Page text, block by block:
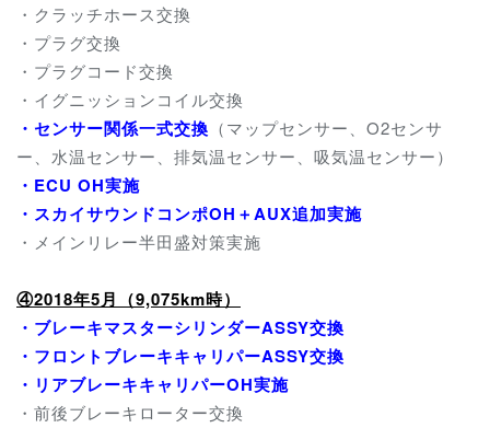
・クラッチホース交換
・プラグ交換
・プラグコード交換
・イグニッションコイル交換
・ センサー関係一式交換 （マップセンサー、O2センサ
ー、水温センサー、排気温センサー、吸気温センサー）
・ECU OH実施
・スカイサウンドコンポOH＋AUX追加実施
・メインリレー半田盛対策実施
④2018年5月（9,075km時）
・ブレーキマスターシリンダーASSY交換
・フロントブレーキキャリパーASSY交換
・リアブレーキキャリパーOH実施
・前後ブレーキローター交換